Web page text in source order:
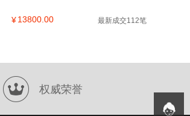
¥13800.00 最新成交112笔
权威荣誉